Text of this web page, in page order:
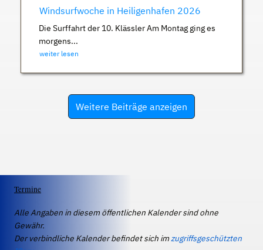
Windsurfwoche in Heiligenhafen 2026
Die Surffahrt der 10. Klässler Am Montag ging es
morgens...
weiter lesen
Weitere Beiträge anzeigen
Termine
Alle Angaben in diesem öffentlichen Kalender sind ohne
Gewähr.
Der verbindliche Kalender befindet sich imzugriffsgeschützten